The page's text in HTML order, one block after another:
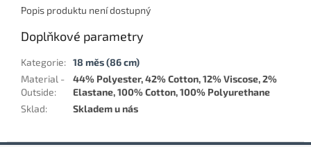
Popis produktu není dostupný
Doplňkové parametry
Kategorie: 18 měs (86 cm)
Material -
Outside:
44% Polyester, 42% Cotton, 12% Viscose, 2%
Elastane, 100% Cotton, 100% Polyurethane
Sklad: Skladem u nás